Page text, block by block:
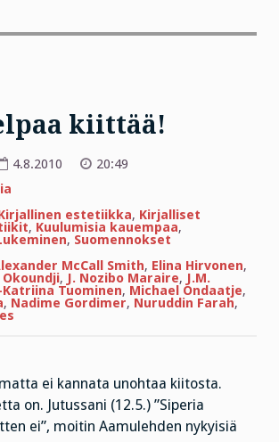
kiittää!
4.8.2010
20:49
kelpaa
kiittää!
estetiikka, Kirjalliset
, Kuulumisia kauempaa,
, Suomennokset
McCall Smith, Elina Hirvonen,
, J. Nozibo Maraire, J.M.
Tuominen, Michael Ondaatje,
, Nadime Gordimer, Nuruddin Farah,
ei kannata unohtaa kiitosta.
on. Jutussani (12.5.) ”Siperia
ei”, moitin Aamulehden nykyisiä